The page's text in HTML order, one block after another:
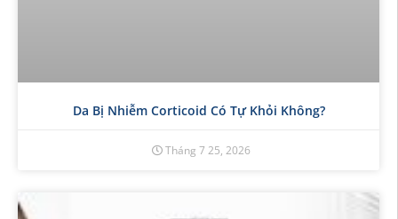
Da Bị Nhiễm Corticoid Có Tự Khỏi Không?
Tháng 7 25, 2026